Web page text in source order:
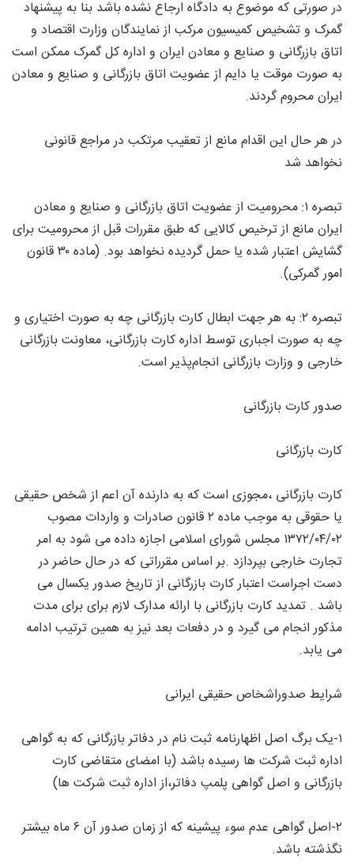
در صورتی که موضوع به دادگاه ارجاع نشده باشد بنا به پیشنهاد
گمرک و تشخیص کمیسیون مرکب از نمایندگان وزارت اقتصاد و
اتاق بازرگانی و صنایع و معادن ایران و اداره کل گمرک ممکن است
به صورت موقت یا دایم از عضویت اتاق بازرگانی و صنایع و معادن
ایران محروم گردند.
در هر حال این اقدام مانع از تعقیب مرتکب در مراجع قانونی
نخواهد شد
تبصره ۱: محرومیت از عضویت اتاق بازرگانی و صنایع و معادن
ایران مانع از ترخیص کالایی که طبق مقررات قبل از محرومیت برای
گشایش اعتبار شده یا حمل گردیده نخواهد بود. (ماده ۳۰ قانون
امور گمرکی).
تبصره ۲: به هر جهت ابطال کارت بازرگانی چه به صورت اختیاری و
چه به صورت اجباری توسط اداره کارت بازرگانی، معاونت بازرگانی
خارجی و وزارت بازرگانی انجام‌پذیر است.
صدور کارت بازرگانی
کارت بازرگانی
کارت بازرگانی ،مجوزی است که به دارنده آن اعم از شخص حقیقی
یا حقوقی به موجب ماده ۲ قانون صادرات و واردات مصوب
۱۳۷۲/۰۴/۰۲ مجلس شورای اسلامی اجازه داده می شود به امر
تجارت خارجی بپردازد .بر اساس مقرراتی که در حال حاضر در
دست اجراست اعتبار کارت بازرگانی از تاریخ صدور یکسال می
باشد . تمدید کارت بازرگانی با ارائه مدارک لازم برای برای مدت
مذکور انجام می گیرد و در دفعات بعد نیز به همین ترتیب ادامه
می یابد.
شرایط صدوراشخاص حقیقی ایرانی
۱-یک برگ اصل اظهارنامه ثبت نام در دفاتر بازرگانی که به گواهی
اداره ثبت شرکت ها رسیده باشد (با امضای متقاضی کارت
بازرگانی و اصل گواهی پلمپ دفاتر،از اداره ثبت شرکت ها)
۲-اصل گواهی عدم سوء پیشینه که از زمان صدور آن ۶ ماه بیشتر
نگذشته باشد.